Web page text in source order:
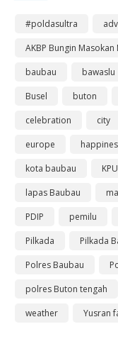
#poldasultra
AKBP Bungin Masokan
baubau
bawaslu
Busel
buton
celebration
city
europe
kota baubau
lapas Baubau
PDIP
pemilu
Pilkada
Pilkada
Polres Baubau
polres Buton tengah
weather
Yusran